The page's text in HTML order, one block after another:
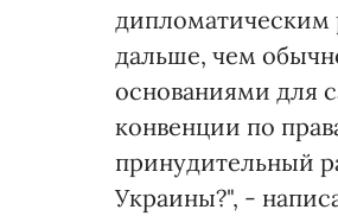
дипломатическим
дальше, чем
основаниями для
конвенции по
принудительный
Украины?", -